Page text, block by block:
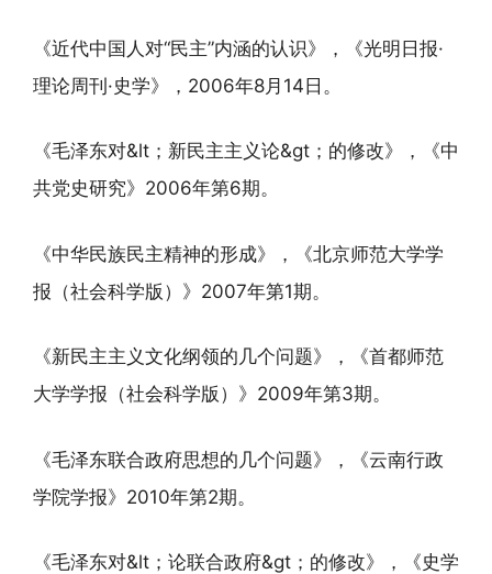
《近代中国人对“民主”内涵的认识》，《光明日报·
理论周刊·史学》，2006年8月14日。
《毛泽东对&lt；新民主主义论&gt；的修改》，《中
共党史研究》2006年第6期。
《中华民族民主精神的形成》，《北京师范大学学
报（社会科学版）》2007年第1期。
《新民主主义文化纲领的几个问题》，《首都师范
大学学报（社会科学版）》2009年第3期。
《毛泽东联合政府思想的几个问题》，《云南行政
学院学报》2010年第2期。
《毛泽东对&lt；论联合政府&gt；的修改》，《史学